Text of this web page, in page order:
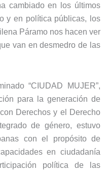
cambiado en los últimos
y en política públicas, los
Páramo nos hacen ver
van en desmedro de las
“CIUDAD MUJER”,
para la generación de
Derechos y el Derecho
de género, estuvo
con el propósito de
en ciudadanía
política de las